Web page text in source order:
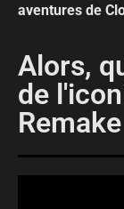
aventures de
Alors,
de